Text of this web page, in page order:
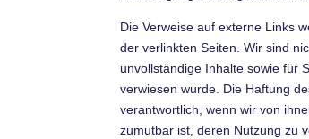
Die Verweise auf externe Links
der verlinkten Seiten. Wir sind
unvollständige Inhalte sowie für
verwiesen wurde. Die Haftung
verantwortlich, wenn wir von
zumutbar ist, deren Nutzung zu